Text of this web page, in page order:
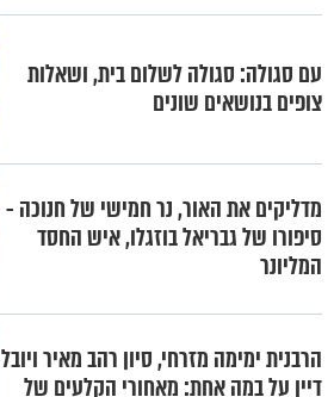
עם סגולה: סגולה לשלום בית, ושאלות
צופים בנושאים שונים
מדליקים את האור, נר חמישי של חנוכה -
סיפורו של גבריאל בוזגלו, איש החסד
המליונר
הרבנית ימימה מזרחי, סיון רהב מאיר ויובל
דיין על במה אחת: מאחורי הקלעים של